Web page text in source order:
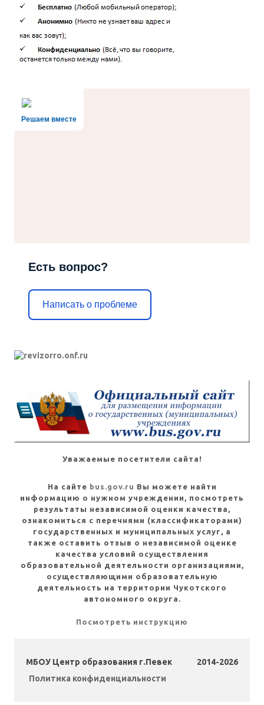
Решаем вместе
Есть вопрос?
Написать о проблеме
Уважаемые посетители сайта!
На сайте bus.gov.ru Вы можете найти
информацию о нужном учреждении, посмотреть
результаты независимой оценки качества,
ознакомиться с перечнями (классификаторами)
государственных и муниципальных услуг, а
также оставить отзыв о независимой оценке
качества условий осуществления
образовательной деятельности организациями,
осуществляющими образовательную
деятельность на территории Чукотского
автономного округа.
Посмотреть инструкцию
МБОУ Центр образования г.Певек
Политика конфиденциальности
2014-2026